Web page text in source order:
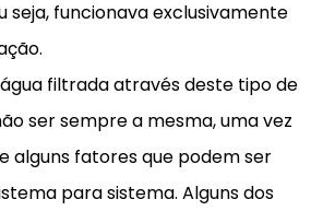
seja, funcionava exclusivamente
filtrada através deste tipo de
ser sempre a mesma, uma vez
alguns fatores que podem ser
para sistema. Alguns dos